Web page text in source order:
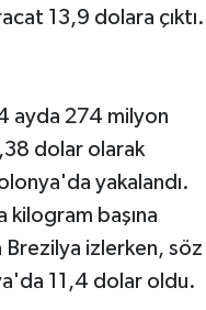
13,9 dolara çıktı.
ayda 274 milyon
dolar olarak
yakalandı.
kilogram başına
izlerken, söz
11,4 dolar oldu.